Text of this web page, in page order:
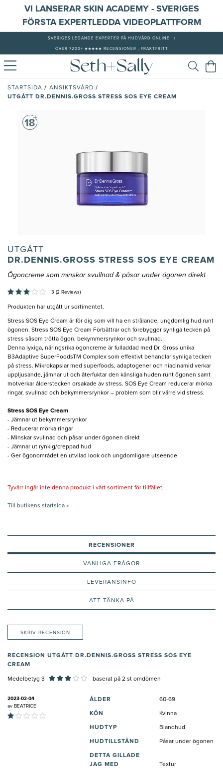
VI LANSERAR SKIN ACADEMY - SVERIGES
FÖRSTA EXPERTLEDDA VIDEOPLATTFORM
SVERIGES LEDANDE EXPERTER PÅ HUDVÅRD ONLINE
ÖVER 7200+ ★★★★★ RECENSIONER - FRAKTFRITT
STARTSIDA / ANSIKTSVÅRD /
UTGÅTT DR.DENNIS.GROSS STRESS SOS EYE CREAM
UTGÅTT
DR.DENNIS.GROSS STRESS SOS EYE CREAM
Ögoncreme som minskar svullnad & påsar under ögonen direkt
3 (2 Reviews)
Produkten har utgått ur sortimentet.
Stress SOS Eye Cream är för dig som vill ha en strålande, ungdomlig hud runt
ögonen. Stress SOS Eye Cream Förbättrar och förebygger synliga tecken på
stress såsom trötta ögon, bekymmersrynkor och svullnad.
Denna lyxiga, näringsrika ögoncreme är fulladdad med Dr. Gross unika
B3Adaptive SuperFoodsTM Complex som effektivt behandlar synliga tecken
på stress. Mikrokapslar med superfoods, adaptogener och niacinamid verkar
uppljusande, jämnar ut och återfuktar den känsliga huden runt ögonen samt
motverkar ålderstecken orsakade av stress. SOS Eye Cream reducerar mörka
ringar, svullnad och bekymmersrynkor – problem som blir värre vid stress.
Stress SOS Eye Cream
- Jämnar ut bekymmersrynkor
- Reducerar mörka ringar
- Minskar svullnad och påsar under ögonen direkt
- Jämnar ut rynkig/creppad hud
- Ger ögonområdet en utvilad look och ungdomligare utseende
Tyvärr ingår inte denna produkt i vårt sortiment för tillfället.
Till butikens startsida »
RECENSIONER
VANLIGA FRÅGOR
LEVERANSINFO
ATT TÄNKA PÅ
SKRIV RECENSION
RECENSION UTGÅTT DR.DENNIS.GROSS STRESS SOS EYE
CREAM
Medelbetyg 3 baserat på 2 st omdömen
2023-02-04
av BEATRICE
ÅLDER 60-69
KÖN Kvinna
HUDTYP Blandhud
HUDTILLSTÅND Påsar under ögonen
DETTA GILLADE
JAG MED
Textur